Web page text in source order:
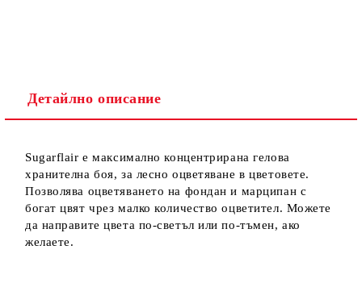
Детайлно описание
Sugarflair e максималнo концентриранa гелова
хранителна боя, за лесно оцветяване в цветовете.
Позволява оцветяването на фондан и марципан с
богат цвят чрез малко количество оцветител. Можете
да направите цвета по-светъл или по-тъмен, ако
желаете.